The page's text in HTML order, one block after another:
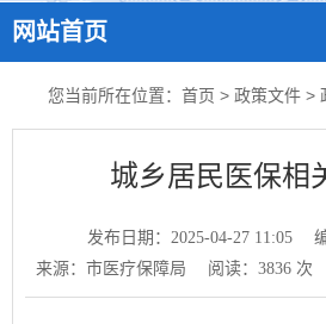
网站首页
您当前所在位置： 首页 > 政策文件 >
城乡居民医保相
发布日期：2025-04-27 11:05
来源：市医疗保障局
阅读： 3836次